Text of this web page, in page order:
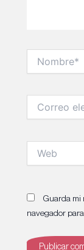
electrónico*
Guarda mi
navegador